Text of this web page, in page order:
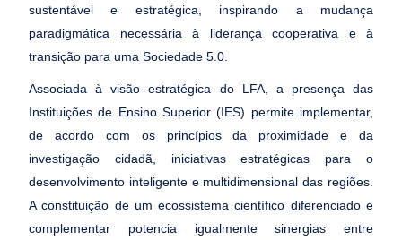
sustentável e estratégica, inspirando a mudança
paradigmática necessária à liderança cooperativa e à
transição para uma Sociedade 5.0.
Associada à visão estratégica do LFA, a presença das
Instituições de Ensino Superior (IES) permite implementar,
de acordo com os princípios da proximidade e da
investigação cidadã, iniciativas estratégicas para o
desenvolvimento inteligente e multidimensional das regiões.
A constituição de um ecossistema científico diferenciado e
complementar potencia igualmente sinergias entre